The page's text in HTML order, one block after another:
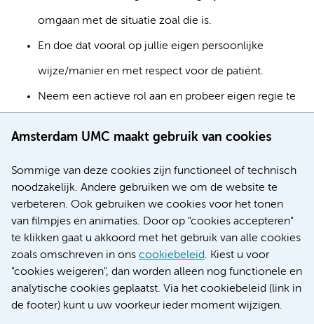
omgaan met de situatie zoal die is.
En doe dat vooral op jullie eigen persoonlijke
wijze/manier en met respect voor de patiënt.
Neem een actieve rol aan en probeer eigen regie te
om zelf tot ontspanning te kunnen komen en u op
deze manier psychisch en lichamelijk op te laden
om het vol te kunnen houden.
Probeer in de schijnbaar onmogelijke situatie actief
een manier te vinden die bij jullie past. En zet vooral
ook gespecialiseerde hulptroepen in!
Amsterdam UMC maakt gebruik van cookies
Sommige van deze cookies zijn functioneel of technisch
noodzakelijk. Andere gebruiken we om de website te
verbeteren. Ook gebruiken we cookies voor het tonen
van filmpjes en animaties. Door op "cookies accepteren"
te klikken gaat u akkoord met het gebruik van alle cookies
zoals omschreven in ons cookiebeleid. Kiest u voor
"cookies weigeren", dan worden alleen nog functionele en
analytische cookies geplaatst. Via het cookiebeleid (link in
de footer) kunt u uw voorkeur ieder moment wijzigen.